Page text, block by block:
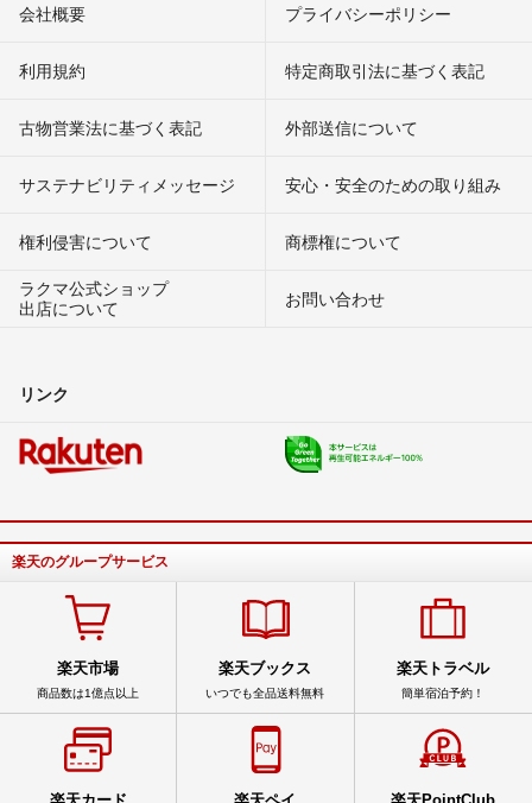
会社概要 プライバシーポリシー
利用規約 特定商取引法に基づく表記
古物営業法に基づく表記 外部送信について
サステナビリティメッセージ 安心・安全のための取り組み
権利侵害について
商標権について
ラクマ公式ショップ
出店について
お問い合わせ
リンク
楽天のグループサービス
楽天市場
商品数は1億点以上
楽天ブックス
いつでも全品送料無料
楽天トラベル
簡単宿泊予約！